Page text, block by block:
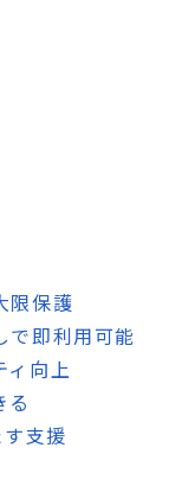
限保護
で即利用可能
ィ向上
る
支援